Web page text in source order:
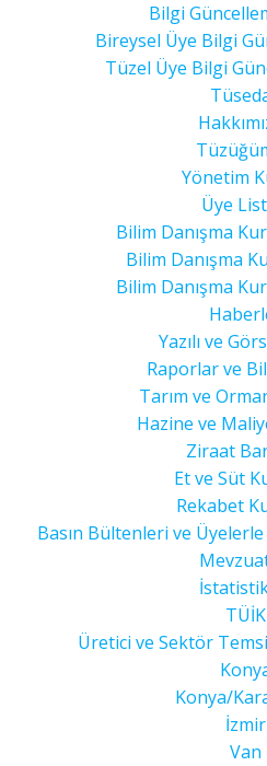
Bilgi
Bireysel Üye Bilgi
Tüzel Üye Bilgi
Yönetim
Üye
Bilim Danışma
Bilim Danışma
Bilim Danışma
Yazılı ve
Raporlar ve
Tarım ve
Hazine ve
Ziraat
Et ve Süt
Rekabet
Basın Bültenleri ve
TÜİK
Üretici ve Sektör
Konya/
İzmir
Van